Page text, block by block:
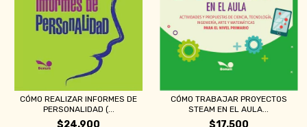
CÓMO REALIZAR INFORMES DE
PERSONALIDAD (...
$24.900
CÓMO TRABAJAR PROYECTOS
STEAM EN EL AULA...
$17.500